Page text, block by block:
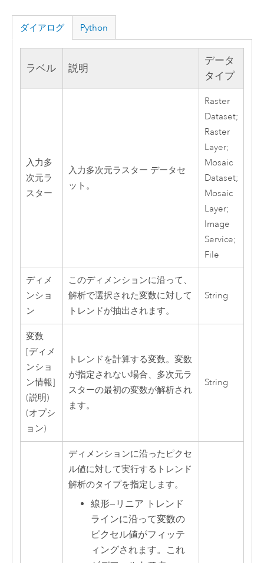
ダイアログ Python
ラベル 説明
データ
タイプ
入力多
次元ラ
スター
入力多次元ラスター データセ
ット。
Raster
Dataset;
Raster
Layer;
Mosaic
Dataset;
Mosaic
Layer;
Image
Service;
File
ディメ
ンショ
ン
このディメンションに沿って、
解析で選択された変数に対して
トレンドが抽出されます。
String
変数
[ディメ
ンショ
ン情報]
(説明)
(オプシ
ョン)
トレンドを計算する変数。変数
が指定されない場合、多次元ラ
スターの最初の変数が解析され
ます。
String
ディメンションに沿ったピクセ
ル値に対して実行するトレンド
解析のタイプを指定します。
線形— リニア トレンド
ラインに沿って変数の
ピクセル値がフィッテ
ィングされます。これ